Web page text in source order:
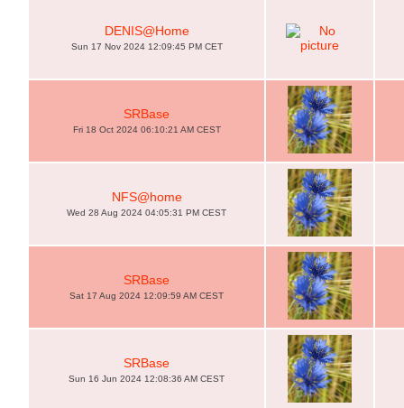
DENIS@Home
Sun 17 Nov 2024 12:09:45 PM CET
SRBase
Fri 18 Oct 2024 06:10:21 AM CEST
NFS@home
Wed 28 Aug 2024 04:05:31 PM CEST
SRBase
Sat 17 Aug 2024 12:09:59 AM CEST
SRBase
Sun 16 Jun 2024 12:08:36 AM CEST